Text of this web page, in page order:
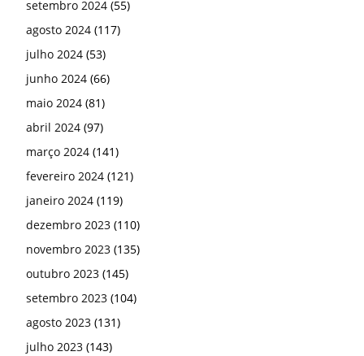
setembro 2024 (55)
agosto 2024 (117)
julho 2024 (53)
junho 2024 (66)
maio 2024 (81)
abril 2024 (97)
março 2024 (141)
fevereiro 2024 (121)
janeiro 2024 (119)
dezembro 2023 (110)
novembro 2023 (135)
outubro 2023 (145)
setembro 2023 (104)
agosto 2023 (131)
julho 2023 (143)